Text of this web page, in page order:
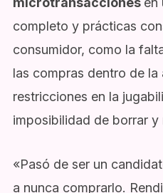
completo y prácticas
consumidor, como la
las compras dentro de
restricciones en la
imposibilidad de borrar y
«Pasó de ser un
a nunca comprarlo.